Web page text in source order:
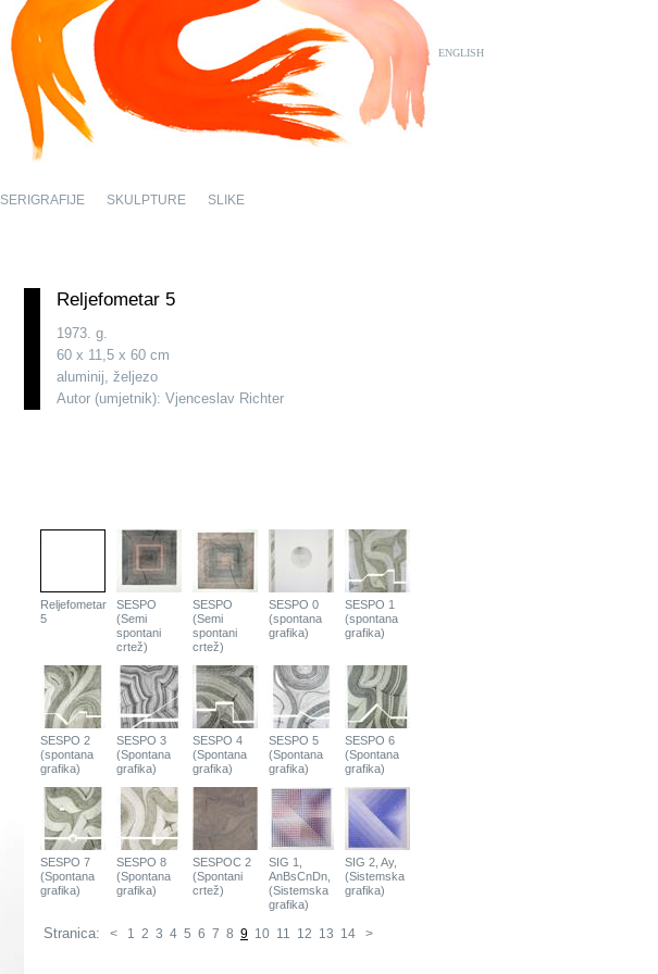
ENGLISH
SERIGRAFIJE SKULPTURE
SLIKE
Reljefometar 5
1973. g.
60 x 11,5 x 60 cm
aluminij, željezo
Autor (umjetnik): Vjenceslav Richter
Reljefometar
5
SESPO
(Semi
spontani
crtež)
SESPO
(Semi
spontani
crtež)
SESPO 0
(spontana
grafika)
SESPO 1
(spontana
grafika)
SESPO 2
(spontana
grafika)
SESPO 3
(Spontana
grafika)
SESPO 4
(Spontana
grafika)
SESPO 5
(Spontana
grafika)
SESPO 6
(Spontana
grafika)
SESPO 7
(Spontana
grafika)
SESPO 8
(Spontana
grafika)
SESPOC 2
(Spontani
crtež)
SIG 1,
AnBsCnDn,
(Sistemska
grafika)
SIG 2, Ay,
(Sistemska
grafika)
Stranica: < 1 2 3 4 5 6 7 8 9 10 11 12 13 14 >